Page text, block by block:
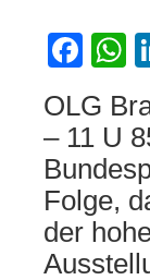
OLG
– 11 U
Folge,
der